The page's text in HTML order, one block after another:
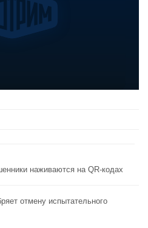
наживаются на QR-кодах
отмену испытательного